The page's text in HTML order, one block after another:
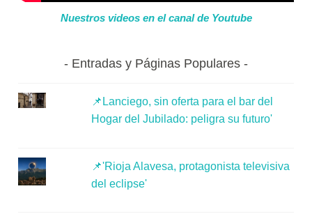
Nuestros videos en el canal de Youtube
Entradas y Páginas Populares
📌Lanciego, sin oferta para el bar del
Hogar del Jubilado: peligra su futuro'
📌'Rioja Alavesa, protagonista televisiva
del eclipse'